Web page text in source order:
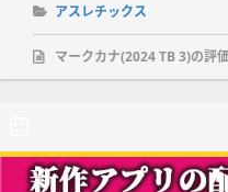
アスレチックス
マークカナ(2024 TB 3)の評